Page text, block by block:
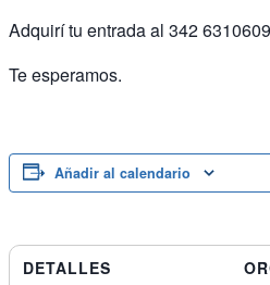
Adquirí tu entrada al 342 6310609
Te esperamos.
Añadir al calendario
DETALLES